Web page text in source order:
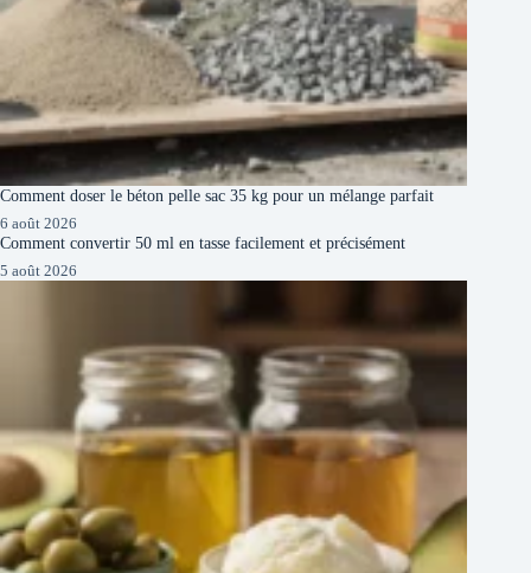
Comment doser le béton pelle sac 35 kg pour un mélange parfait
6 août 2026
Comment convertir 50 ml en tasse facilement et précisément
5 août 2026